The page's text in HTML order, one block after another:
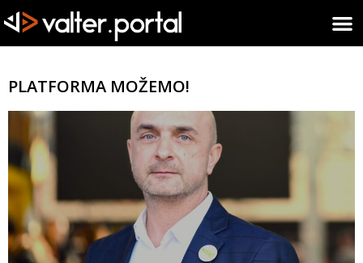
PLATFORMA MOŽEMO!